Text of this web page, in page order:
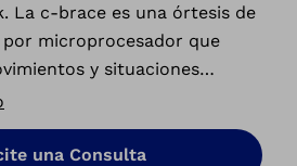
La c-brace es una órtesis de
microprocesador que
y situaciones
real. Esto ayuda a
la estabilidad y la
cotidiana del usuario.
una Consulta